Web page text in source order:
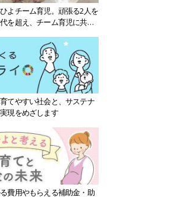
よチーム育児。頑張る2人を
を超え、チーム育児に共感
てやすい社会と、サステナ
現をめざします
費用やもらえる補助金・助